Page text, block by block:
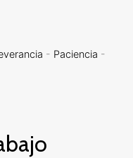
- Paciencia -